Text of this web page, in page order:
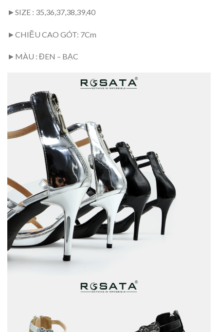
►SIZE : 35,36,37,38,39,40
►CHIỀU CAO GÓT: 7Cm
►MÀU : ĐEN – BẠC